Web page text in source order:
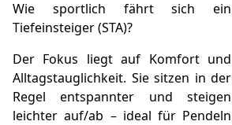
Wie sportlich fährt sich ein
Tiefeinsteiger (STA)?
Der Fokus liegt auf Komfort und
Alltagstauglichkeit. Sie sitzen in der
Regel entspannter und steigen
leichter auf/ab – ideal für Pendeln